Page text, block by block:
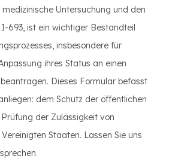
Untersuchung und den
693, ist ein wichtiger Bestandteil
insbesondere für
ihres Status an einen
Dieses Formular befasst
dem Schutz der öffentlichen
der Zulässigkeit von
Staaten. Lassen Sie uns